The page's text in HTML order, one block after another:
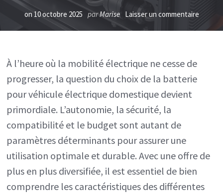
on 10 octobre 2025 parMarise Laisser un commentairesur
À l’heure où la mobilité électrique ne cesse de
progresser, la question du choix de la batterie
pour véhicule électrique domestique devient
primordiale. L’autonomie, la sécurité, la
compatibilité et le budget sont autant de
paramètres déterminants pour assurer une
utilisation optimale et durable. Avec une offre de
plus en plus diversifiée, il est essentiel de bien
comprendre les caractéristiques des différentes